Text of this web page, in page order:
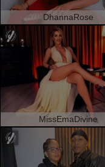
DhannaRose
MissEmaDivine